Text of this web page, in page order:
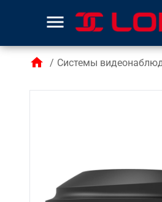
menu
home / Системы